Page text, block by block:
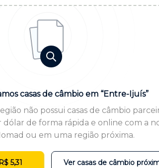
casas de câmbio em “Entre-Ijuís”
não possui casas de câmbio
de forma rápida e online com a
ou em uma região próxima.
5,31 Ver casas de câmbio